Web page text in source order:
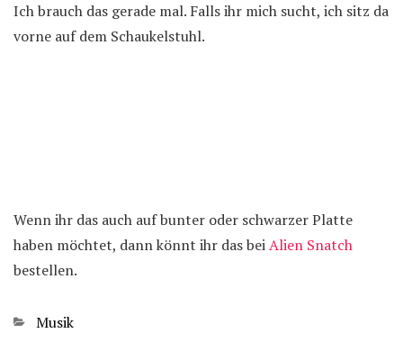
Ich brauch das gerade mal. Falls ihr mich sucht, ich sitz da
vorne auf dem Schaukelstuhl.
Wenn ihr das auch auf bunter oder schwarzer Platte
haben möchtet, dann könnt ihr das beiAlien Snatch
bestellen.
Kategorien
Musik